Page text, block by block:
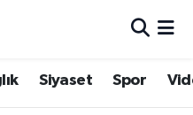
Siyaset Spor